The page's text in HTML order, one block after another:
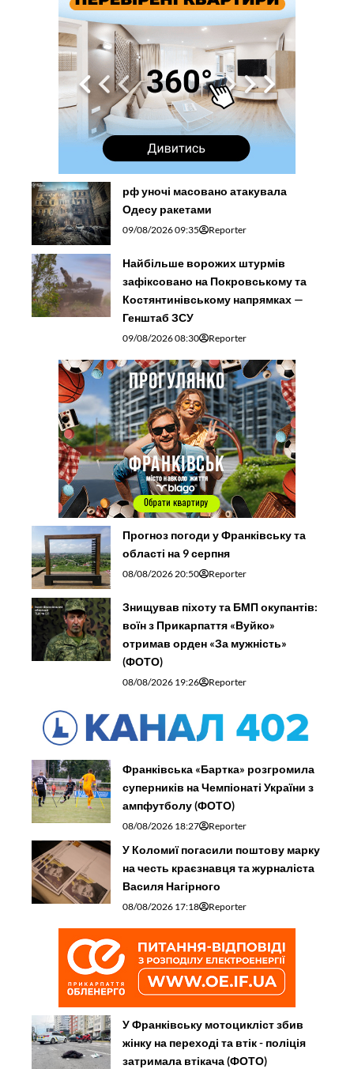
рф уночі масовано атакувала
Одесу ракетами
09/08/2026 09:35 Reporter
Найбільше ворожих штурмів
зафіксовано на Покровському та
Костянтинівському напрямках —
Генштаб ЗСУ
09/08/2026 08:30 Reporter
Прогноз погоди у Франківську та
області на 9 серпня
08/08/2026 20:50 Reporter
Знищував піхоту та БМП окупантів:
воїн з Прикарпаття «Вуйко»
отримав орден «За мужність»
(ФОТО)
08/08/2026 19:26 Reporter
Франківська «Бартка» розгромила
суперників на Чемпіонаті України з
ампфутболу (ФОТО)
08/08/2026 18:27 Reporter
У Коломиї погасили поштову марку
на честь краєзнавця та журналіста
Василя Нагірного
08/08/2026 17:18 Reporter
У Франківську мотоцикліст збив
жінку на переході та втік - поліція
затримала втікача (ФОТО)